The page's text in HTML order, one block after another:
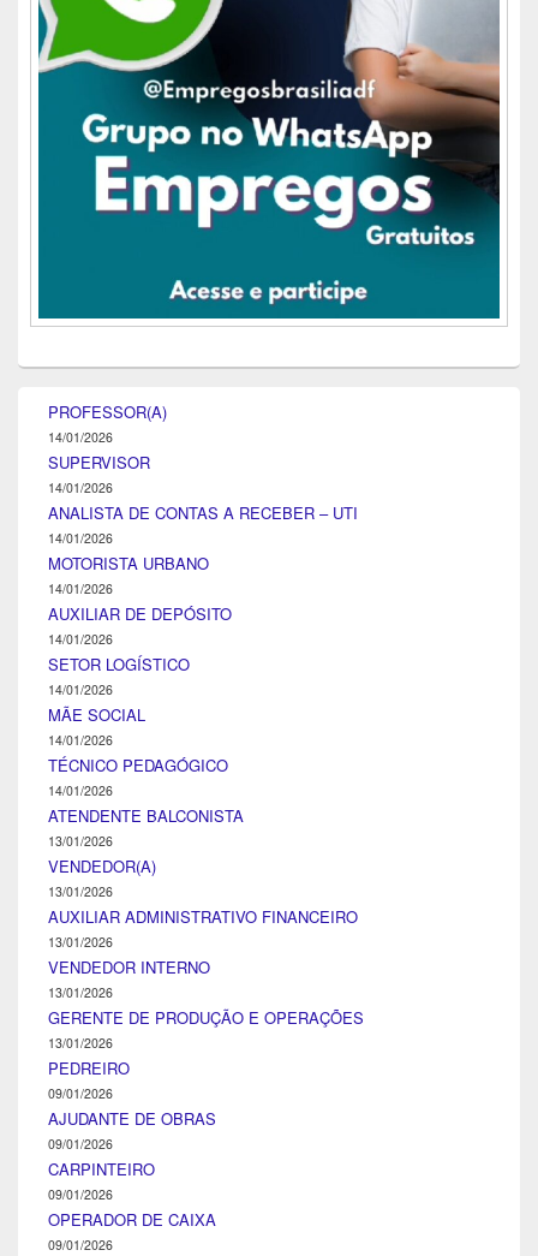
PROFESSOR(A)
14/01/2026
SUPERVISOR
14/01/2026
ANALISTA DE CONTAS A RECEBER – UTI
14/01/2026
MOTORISTA URBANO
14/01/2026
AUXILIAR DE DEPÓSITO
14/01/2026
SETOR LOGÍSTICO
14/01/2026
MÃE SOCIAL
14/01/2026
TÉCNICO PEDAGÓGICO
14/01/2026
ATENDENTE BALCONISTA
13/01/2026
VENDEDOR(A)
13/01/2026
AUXILIAR ADMINISTRATIVO FINANCEIRO
13/01/2026
VENDEDOR INTERNO
13/01/2026
GERENTE DE PRODUÇÃO E OPERAÇÕES
13/01/2026
PEDREIRO
09/01/2026
AJUDANTE DE OBRAS
09/01/2026
CARPINTEIRO
09/01/2026
OPERADOR DE CAIXA
09/01/2026